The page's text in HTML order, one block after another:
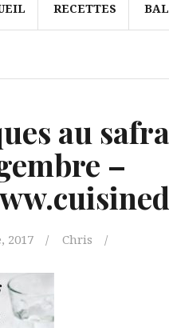
RECETTES
au
–
2017 Chris